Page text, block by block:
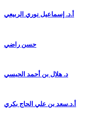
أ.د. إسماعيل نوري الربيعي
حسن راضي
د. هلال بن أحمد الحبسي
أ.د.سعد بن علي الحاج بكري